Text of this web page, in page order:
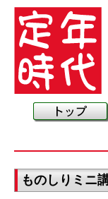
ものしりミニ